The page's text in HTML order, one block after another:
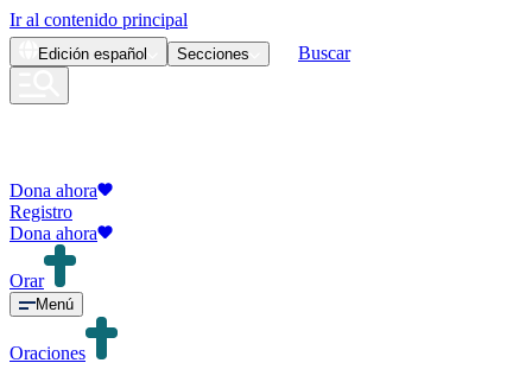
Ir al contenido principal
Edición español Secciones Buscar
Dona ahora
Registro
Dona ahora
Orar
Menú
Oraciones